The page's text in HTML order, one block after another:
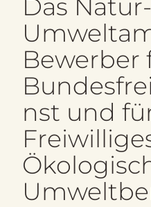
Das
Bewerber
nst und